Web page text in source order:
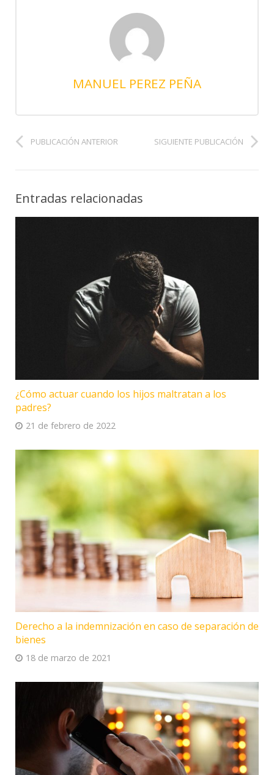
MANUEL PEREZ PEÑA
PUBLICACIÓN ANTERIOR SIGUIENTE PUBLICACIÓN
Entradas relacionadas
¿Cómo actuar cuando los hijos maltratan a los
padres?
21 de febrero de 2022
Derecho a la indemnización en caso de separación de
bienes
18 de marzo de 2021